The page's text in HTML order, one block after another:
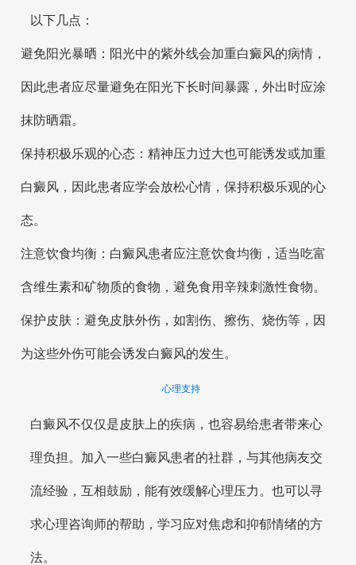
以下几点：
避免阳光暴晒：阳光中的紫外线会加重白癜风的病情，
因此患者应尽量避免在阳光下长时间暴露，外出时应涂
抹防晒霜。
保持积极乐观的心态：精神压力过大也可能诱发或加重
白癜风，因此患者应学会放松心情，保持积极乐观的心
态。
注意饮食均衡：白癜风患者应注意饮食均衡，适当吃富
含维生素和矿物质的食物，避免食用辛辣刺激性食物。
保护皮肤：避免皮肤外伤，如割伤、擦伤、烧伤等，因
为这些外伤可能会诱发白癜风的发生。
心理支持
白癜风不仅仅是皮肤上的疾病，也容易给患者带来心
理负担。加入一些白癜风患者的社群，与其他病友交
流经验，互相鼓励，能有效缓解心理压力。也可以寻
求心理咨询师的帮助，学习应对焦虑和抑郁情绪的方
法。